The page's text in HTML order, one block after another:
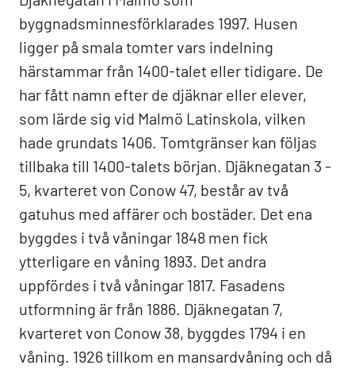
byggnadsminnesförklarades 1997. Husen
ligger på smala tomter vars indelning
härstammar från 1400-talet eller tidigare. De
har fått namn efter de djäknar eller elever,
som lärde sig vid Malmö Latinskola, vilken
hade grundats 1406. Tomtgränser kan följas
tillbaka till 1400-talets början. Djäknegatan 3 -
5, kvarteret von Conow 47, består av två
gatuhus med affärer och bostäder. Det ena
byggdes i två våningar 1848 men fick
ytterligare en våning 1893. Det andra
uppfördes i två våningar 1817. Fasadens
utformning är från 1886. Djäknegatan 7,
kvarteret von Conow 38, byggdes 1794 i en
våning. 1926 tillkom en mansardvåning och då